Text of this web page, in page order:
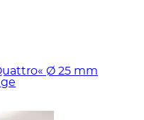
Ø 25 mm